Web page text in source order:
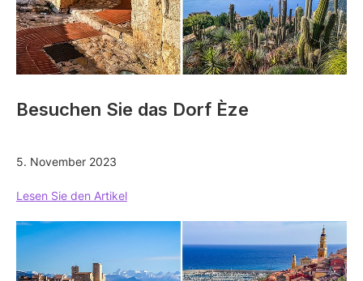
Besuchen Sie das Dorf Èze
5. November 2023
Lesen Sie den Artikel